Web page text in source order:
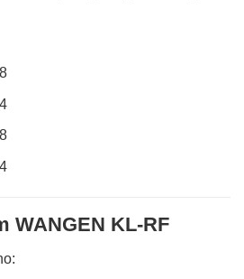
WANGEN KL-RF